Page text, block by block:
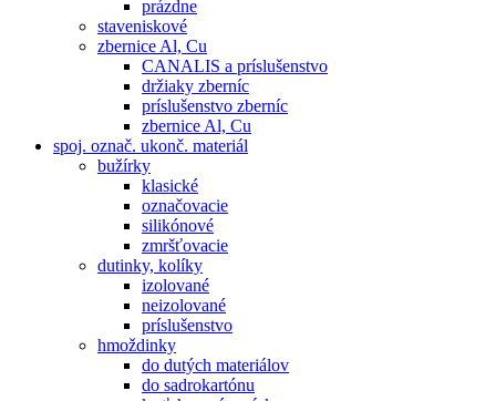
prázdne
staveniskové
zbernice Al, Cu
CANALIS a príslušenstvo
držiaky zberníc
príslušenstvo zberníc
zbernice Al, Cu
spoj. označ. ukonč. materiál
bužírky
klasické
označovacie
silikónové
zmršťovacie
dutinky, kolíky
izolované
neizolované
príslušenstvo
hmoždinky
do dutých materiálov
do sadrokartónu